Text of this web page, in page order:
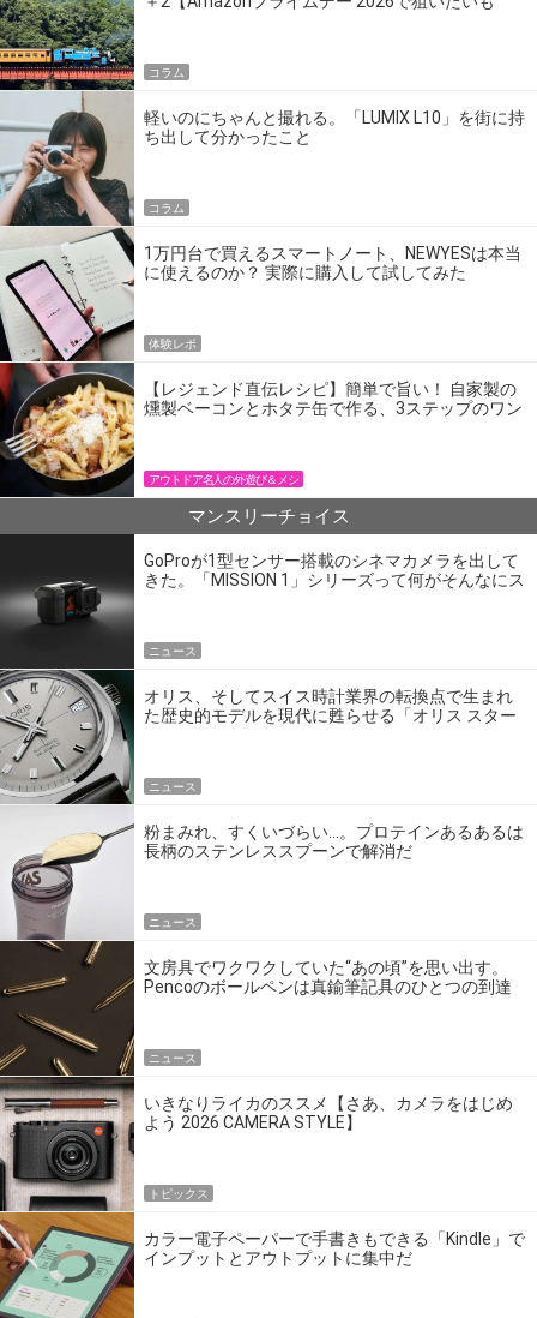
コラム
軽いのにちゃんと撮れる。「LUMIX L10」を街に持
ち出して分かったこと
コラム
1万円台で買えるスマートノート、NEWYESは本当
に使えるのか？ 実際に購入して試してみた
体験レポ
【レジェンド直伝レシピ】簡単で旨い！ 自家製の
燻製ベーコンとホタテ缶で作る、3ステップのワン
アウトドア名人の外遊び＆メシ
マンスリーチョイス
GoProが1型センサー搭載のシネマカメラを出して
きた。「MISSION 1」シリーズって何がそんなにス
ニュース
オリス、そしてスイス時計業界の転換点で生まれ
た歴史的モデルを現代に甦らせる「オリス スター
ニュース
粉まみれ、すくいづらい…。プロテインあるあるは
長柄のステンレススプーンで解消だ
ニュース
文房具でワクワクしていた“あの頃”を思い出す。
Pencoのボールペンは真鍮筆記具のひとつの到達
ニュース
いきなりライカのススメ【さあ、カメラをはじめ
よう 2026 CAMERA STYLE】
トピックス
カラー電子ペーパーで手書きもできる「Kindle」で
インプットとアウトプットに集中だ